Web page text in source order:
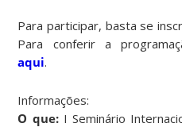
Para participar, basta se
Para conferir a
aqui.
Informações:
O que:I Seminário